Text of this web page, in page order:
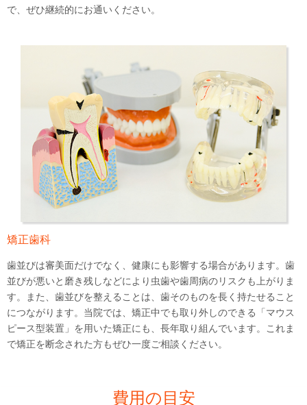
で、ぜひ継続的にお通いください。
矯正歯科
歯並びは審美面だけでなく、健康にも影響する場合があります。歯
並びが悪いと磨き残しなどにより虫歯や歯周病のリスクも上がりま
す。また、歯並びを整えることは、歯そのものを長く持たせること
につながります。当院では、矯正中でも取り外しのできる「マウス
ピース型装置」を用いた矯正にも、長年取り組んでいます。これま
で矯正を断念された方もぜひ一度ご相談ください。
費用の目安